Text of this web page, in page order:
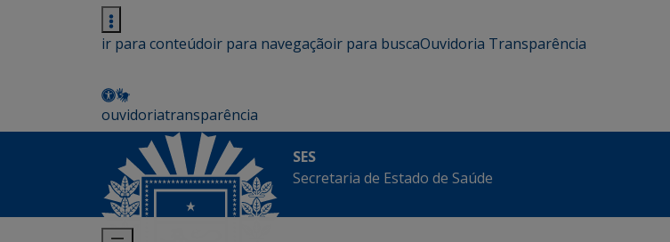
ir para conteúdoir para navegaçãoir para buscaOuvidoria Transparência
ouvidoriatransparência
SES
Secretaria de Estado de Saúde